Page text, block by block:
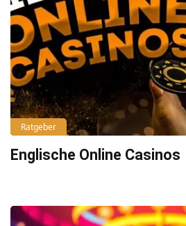
Ratgeber
Englische Online Casinos